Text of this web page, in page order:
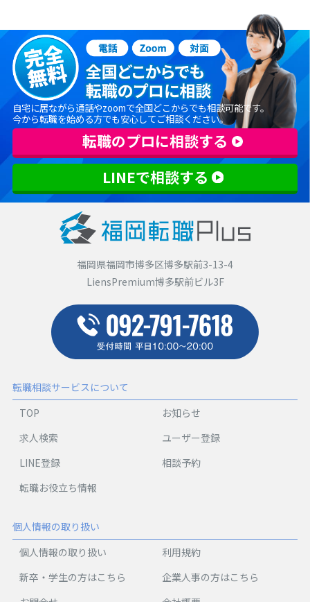
自宅に居ながら通話やzoomで全国どこからでも相談可能です。
今から転職を始める方でも安心してご相談ください。
転職のプロに相談する
LINEで相談する
福岡県福岡市博多区博多駅前3-13-4
LiensPremium博多駅前ビル3F
転職相談サービスについて
TOP
お知らせ
求人検索
ユーザー登録
LINE登録
相談予約
転職お役立ち情報
個人情報の取り扱い
個人情報の取り扱い
利用規約
新卒・学生の方はこちら
企業人事の方はこちら